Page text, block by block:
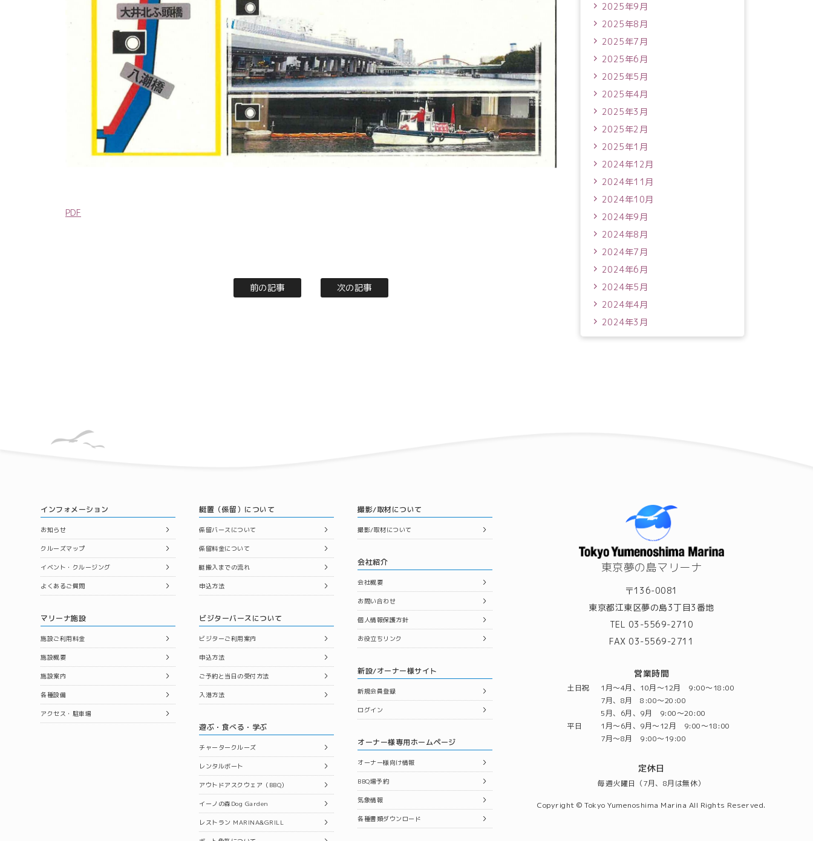
PDF
前の記事 次の記事
2025年9月
2025年8月
2025年7月
2025年6月
2025年5月
2025年4月
2025年3月
2025年2月
2025年1月
2024年12月
2024年11月
2024年10月
2024年9月
2024年8月
2024年7月
2024年6月
2024年5月
2024年4月
2024年3月
インフォメーション
お知らせ
クルーズマップ
イベント・クルージング
よくあるご質問
マリーナ施設
施設ご利用料金
施設概要
施設案内
各種設備
アクセス・駐車場
艇置（係留）について
係留バースについて
係留料金について
艇搬入までの流れ
申込方法
ビジターバースについて
ビジターご利用案内
申込方法
ご予約と当日の受付方法
入港方法
遊ぶ・食べる・学ぶ
チャータークルーズ
レンタルボート
アウトドアスクウェア（BBQ）
イーノの森Dog Garden
レストラン MARINA&GRILL
撮影/取材について
撮影/取材について
会社紹介
会社概要
お問い合わせ
個人情報保護方針
お役立ちリンク
新設/オーナー様サイト
新規会員登録
ログイン
オーナー様専用ホームページ
オーナー様向け情報
BBQ場予約
気象情報
各種書類ダウンロード
東京夢の島マリーナ
〒136-0081
東京都江東区夢の島3丁目3番地
TEL 03-5569-2710
FAX 03-5569-2711
営業時間
土日祝
1月～4月、10月～12月 9:00～18:00
7月、8月 8:00～20:00
5月、6月、9月 9:00～20:00
平日
1月～6月、9月～12月 9:00～18:00
7月～8月 9:00～19:00
定休日
毎週火曜日（7月、8月は無休）
Copyright © Tokyo Yumenoshima Marina All Rights Reserved.